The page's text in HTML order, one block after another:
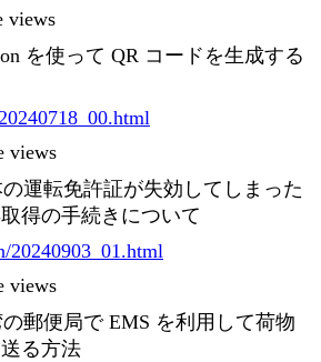
views
を使って QR コードを生成する
views
運転免許証が失効してしまった
得の手続きについて
20240903_01.html
views
郵便局で EMS を利用して荷物
る方法